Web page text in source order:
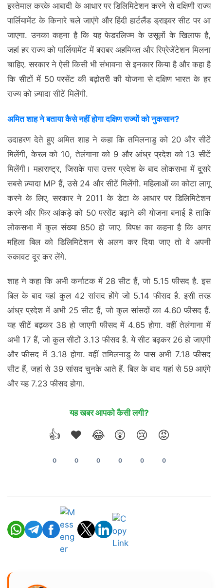
इस्तेमाल करके आबादी के आधार पर डिलिमिटेशन करने से दक्षिणी राज्य
पार्लियामेंट के किनारे चले जाएंगे और हिंदी हार्टलैंड ड्राइवर सीट पर आ
जाएगा. उनका कहना है कि यह फेडरलिज्म के उसूलों के खिलाफ है,
जहां हर राज्य को पार्लियामेंट में बराबर अहमियत और रिप्रेजेंटेशन मिलना
चाहिए. सरकार ने ऐसी किसी भी संभावना से इनकार किया है और कहा है
कि सीटों में 50 परसेंट की बढ़ोतरी की योजना से दक्षिण भारत के हर
राज्य को ज़्यादा सीटें मिलेंगी.
अमित शाह ने बताया कैसे नहीं होगा दक्षिण राज्यों को नुकसान?
उदाहरण देते हुए अमित शाह ने कहा कि तमिलनाडु को 20 और सीटें
मिलेंगी, केरल को 10, तेलंगाना को 9 और आंध्र प्रदेश को 13 सीटें
मिलेंगी। महाराष्ट्र, जिसके पास उत्तर प्रदेश के बाद लोकसभा में दूसरे
सबसे ज़्यादा MP हैं, उसे 24 और सीटें मिलेंगी. महिलाओं का कोटा लागू
करने के लिए, सरकार ने 2011 के डेटा के आधार पर डिलिमिटेशन
करने और फिर आंकड़े को 50 परसेंट बढ़ाने की योजना बनाई है ताकि
लोकसभा में कुल संख्या 850 हो जाए. विपक्ष का कहना है कि अगर
महिला बिल को डिलिमिटेशन से अलग कर दिया जाए तो वे अपनी
रुकावट दूर कर लेंगे.
शाह ने कहा कि अभी कर्नाटक में 28 सीट हैं, जो 5.15 फीसद है. इस
बिल के बाद यहां कुल 42 सांसद होंगे जो 5.14 फीसद है. इसी तरह
आंध्र प्रदेश में अभी 25 सीट हैं, जो कुल सांसदों का 4.60 फीसद हैं.
यह सीटें बढ़कर 38 हो जाएगी फीसद में 4.65 होगा. वहीं तेलंगाना में
अभी 17 हैं, जो कुल सीटों 3.13 फीसद है. ये सीट बढ़कर 26 हो जाएगी
और फीसद में 3.18 होगा. वहीं तमिलनाडु के पास अभी 7.18 फीसद
सीट हैं, जहां से 39 सांसद चुनके आते हैं. बिल के बाद यहां से 59 आएंगे
और यह 7.23 फीसद होगा.
यह खबर आपको कैसी लगी?
👍
0
❤️
0
😂
0
😲
0
😢
0
😡
0